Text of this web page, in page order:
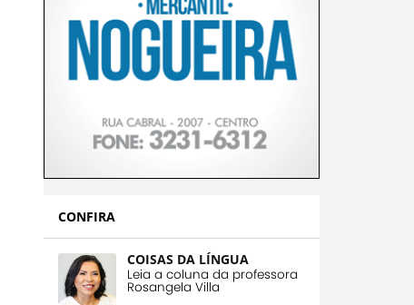
CONFIRA
COISAS DA LÍNGUA
Leia a coluna da professora
Rosangela Villa